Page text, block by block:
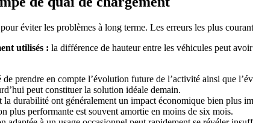
éviter les problèmes à long terme. Les erreurs les plus
utilisés : la différence de hauteur entre les véhicules peut
de prendre en compte l’évolution future de l’activité ainsi que
peut constituer la solution idéale demain.
durabilité ont généralement un impact économique bien plus
plus performante est souvent amortie en moins de six mois.